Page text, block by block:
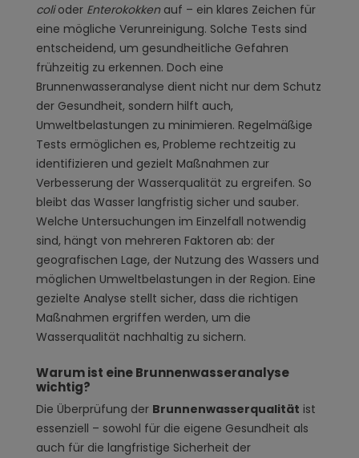
colioder Enterokokken auf – ein klares Zeichen für
eine mögliche Verunreinigung. Solche Tests sind
entscheidend, um gesundheitliche Gefahren
frühzeitig zu erkennen. Doch eine
Brunnenwasseranalyse dient nicht nur dem Schutz
der Gesundheit, sondern hilft auch,
Umweltbelastungen zu minimieren. Regelmäßige
Tests ermöglichen es, Probleme rechtzeitig zu
identifizieren und gezielt Maßnahmen zur
Verbesserung der Wasserqualität zu ergreifen. So
bleibt das Wasser langfristig sicher und sauber.
Welche Untersuchungen im Einzelfall notwendig
sind, hängt von mehreren Faktoren ab: der
geografischen Lage, der Nutzung des Wassers und
möglichen Umweltbelastungen in der Region. Eine
gezielte Analyse stellt sicher, dass die richtigen
Maßnahmen ergriffen werden, um die
Wasserqualität nachhaltig zu sichern.
Warum ist eine Brunnenwasseranalyse
wichtig?
Die Überprüfung der Brunnenwasserqualität ist
essenziell – sowohl für die eigene Gesundheit als
auch für die langfristige Sicherheit der